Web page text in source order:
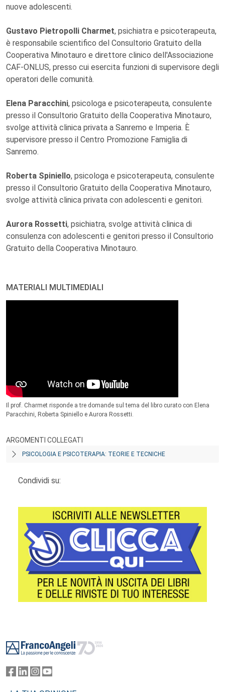
nuove adolescenti.
Gustavo Pietropolli Charmet, psichiatra e psicoterapeuta,
è responsabile scientifico del Consultorio Gratuito della
Cooperativa Minotauro e direttore clinico dell'Associazione
CAF-ONLUS, presso cui esercita funzioni di supervisore degli
operatori delle comunità.
Elena Paracchini, psicologa e psicoterapeuta, consulente
presso il Consultorio Gratuito della Cooperativa Minotauro,
svolge attività clinica privata a Sanremo e Imperia. È
supervisore presso il Centro Promozione Famiglia di
Sanremo.
Roberta Spiniello, psicologa e psicoterapeuta, consulente
presso il Consultorio Gratuito della Cooperativa Minotauro,
svolge attività clinica privata con adolescenti e genitori.
Aurora Rossetti, psichiatra, svolge attività clinica di
consulenza con adolescenti e genitori presso il Consultorio
Gratuito della Cooperativa Minotauro.
MATERIALI MULTIMEDIALI
Il prof. Charmet risponde a tre domande sul tema del libro curato con Elena
Paracchini, Roberta Spiniello e Aurora Rossetti.
ARGOMENTI COLLEGATI
PSICOLOGIA E PSICOTERAPIA: TEORIE E TECNICHE
Condividi su: